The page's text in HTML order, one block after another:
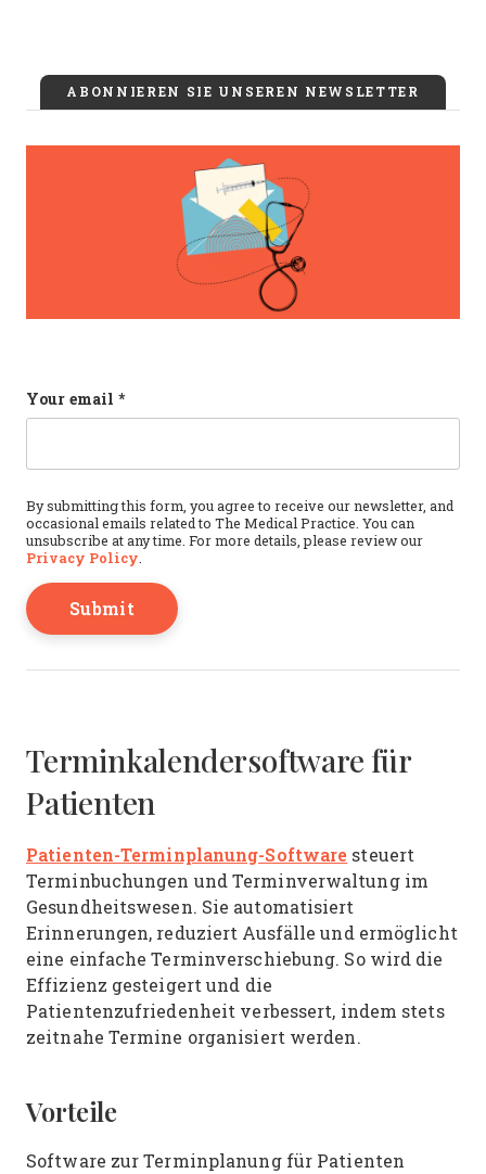
ABONNIEREN SIE UNSEREN NEWSLETTER
Phone
Your email *
By submitting this form, you agree to receive our newsletter, and
occasional emails related to The Medical Practice. You can
unsubscribe at any time. For more details, please review our
Privacy Policy.
Terminkalendersoftware für
Patienten
Patienten-Terminplanung-Software steuert
Terminbuchungen und Terminverwaltung im
Gesundheitswesen. Sie automatisiert
Erinnerungen, reduziert Ausfälle und ermöglicht
eine einfache Terminverschiebung. So wird die
Effizienz gesteigert und die
Patientenzufriedenheit verbessert, indem stets
zeitnahe Termine organisiert werden.
Vorteile
Software zur Terminplanung für Patienten